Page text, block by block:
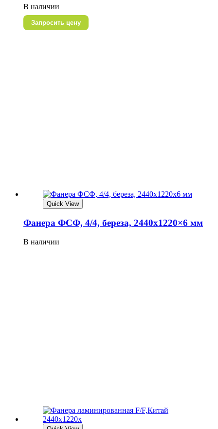
В наличии
Запросить цену
Quick View
Фанера ФСФ, 4/4, береза, 2440х1220×6 мм
В наличии